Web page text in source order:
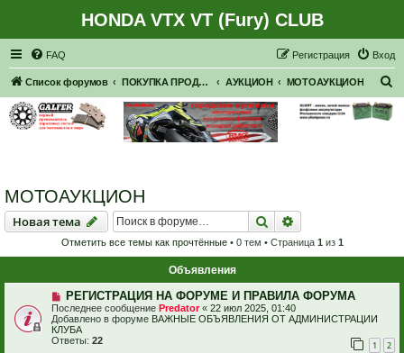
HONDA VTX VT (Fury) CLUB
FAQ Вход
Регистрация
Список форумов ПОКУПКА ПРОДАЖА АУКЦИОН МОТОАУКЦИОН
МОТОАУКЦИОН
Новая тема
Новаятема Поиск
Отметить все темы как прочтённые• 0 тем • Страница 1 из 1
Объявления
РЕГИСТРАЦИЯ НА ФОРУМЕ И ПРАВИЛА ФОРУМА
Последнее сообщение Predator« 22 июл 2025, 01:40
Добавлено в форуме ВАЖНЫЕ ОБЪЯВЛЕНИЯ ОТ АДМИНИСТРАЦИИ
КЛУБА
Ответы: 22 1 2